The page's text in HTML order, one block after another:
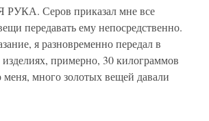
Серов приказал мне все
передавать ему непосредственно.
я разновременно передал в
примерно, 30 килограммов
много золотых вещей давали